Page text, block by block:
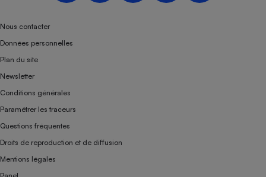
Nous contacter
Données personnelles
Plan du site
Newsletter
Conditions générales
Paramétrer les traceurs
Questions fréquentes
Droits de reproduction et de diffusion
Mentions légales